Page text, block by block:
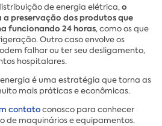
de energia elétrica,o
preservação dos produtos que
funcionando 24 horas, como os que
Outro caso envolve os
falhar ou ter seu desligamento,
hospitalares.
é uma estratégia que torna as
mais práticas e econômicas.
contatoconosco para conhecer
de maquinários e equipamentos.